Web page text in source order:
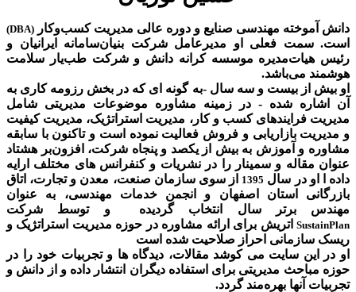
دانش آموخته مهندسی صنایع و دوره عالی مدیریت کسب‌و‌کار (DBA)
است. سمت فعلی او مدیرعامل شرکت بنیان‌سامانه ایرانیان و
رئیس هیات‌مدیره موسسه کرانه دانش و شرکت طب‌یار سلامت
هوشمند می‌باشد.
او بیش از بیست و سه سال -به گونه ای که در بخش رزومه کاری به
آن اشاره شده - در زمینه مشاوره موضوعات مدیریتی شامل
مدیریت فرایندهای کسب و کار، مدیریت استراتژیک، مدیریت کیفیت
و مدیریت بازاریابی و فروش فعالیت نموده است و تاکنون با سابقه
مشاوره و آموزش به بیش از یکصد و پنجاه شرکت، افزون‌بر هشتاد
عنوان مقاله و سمینار را در نشریات و کنفرانس های مختلف ارایه
داده ا او در سال 1395 از سوی سازمان صنعت، معدن و تجارت، اتاق
بازرگانی استان اصفهان و انجمن خدمات مهندسی، به عنوان
مهندس برتر سال انتخاب گردیده و توسط شرکت
SustainPlan اتریش برای ارائه مشاوره در حوزه مدیریت استراتژیک و
ریسک سازمانی احراز صلاحیت شده است
او در این سایت می کوشد مقالات، دیدگاه ها و تجربیات خود را در
حوزه مباحث مدیریتی برای استفاده دیگران انتشار داده و از دانش و
تجربیات آنها بهره‌مند گردد.